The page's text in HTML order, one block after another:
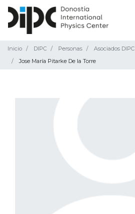
Inicio DIPC Personas
Asociados DIPC
Jose María Pitarke De la Torre